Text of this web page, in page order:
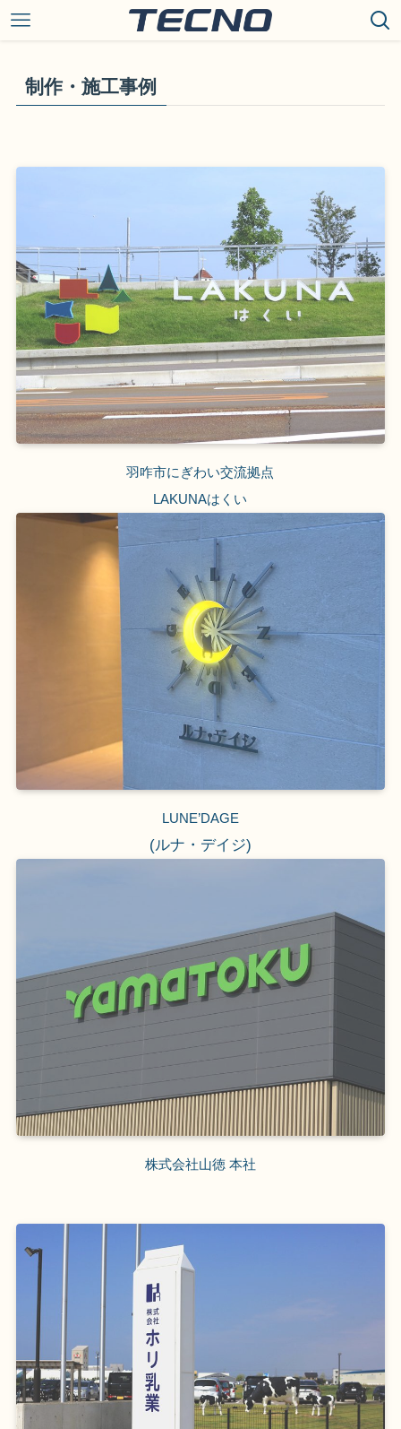
制作・施工事例
羽咋市にぎわい交流拠点
LAKUNAはくい
LUNE’DAGE
(ルナ・デイジ)
株式会社山徳 本社